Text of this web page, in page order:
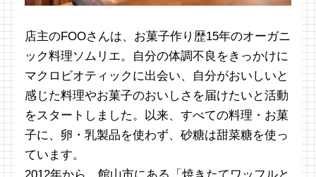
店主のFOOさんは、お菓子作り歴15年のオーガニ
ック料理ソムリエ。自分の体調不良をきっかけに
マクロビオティックに出会い、自分がおいしいと
感じた料理やお菓子のおいしさを届けたいと活動
をスタートしました。以来、すべての料理・お菓
子に、卵・乳製品を使わず、砂糖は甜菜糖を使っ
ています。